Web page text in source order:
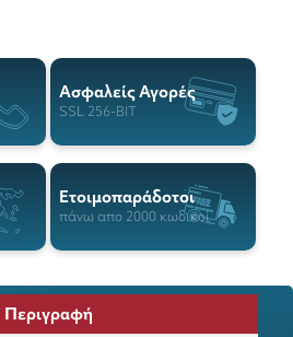
Ασφαλείς Αγορές
SSL 256-BIT
Ετοιμοπαράδοτοι
πάνω απο 2000 κωδικοί
Περιγραφή